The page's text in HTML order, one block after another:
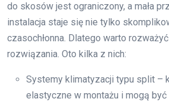
do skosów jest ograniczony, a mała
instalacja staje się nie tylko
czasochłonna. Dlatego warto
rozwiązania. Oto kilka z nich:
Systemy klimatyzacji typu split –
elastyczne w montażu i mogą